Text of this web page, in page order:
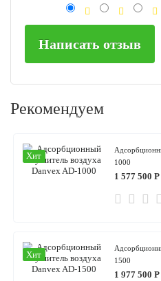
Написать отзыв
Рекомендуем